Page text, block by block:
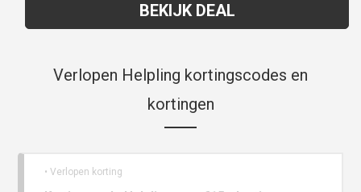
BEKIJK DEAL
Verlopen Helpling kortingscodes en
kortingen
• Verlopen korting